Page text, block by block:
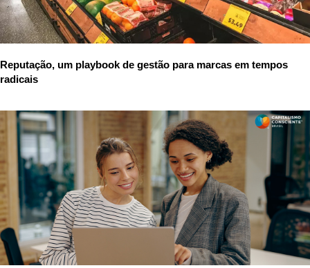
Reputação, um playbook de gestão para marcas em tempos
radicais